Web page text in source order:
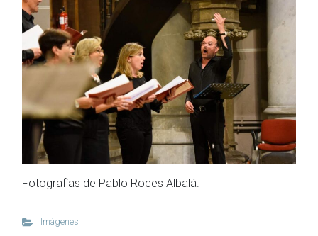
Fotografías de Pablo Roces Albalá.
Imágenes